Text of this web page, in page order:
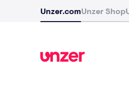
Unzer.comUnzer Shop